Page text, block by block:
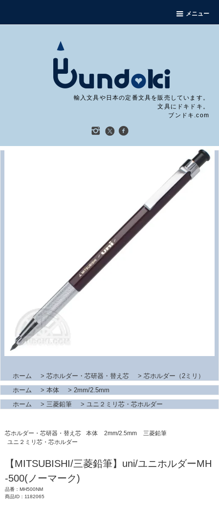
メニュー
輸入文具や日本の定番文具を販売しています。
文具にドキドキ。
ブンドキ.com
ホーム > 芯ホルダー・芯研器・替え芯 > 芯ホルダー（2ミリ）
ホーム
> 本体 > 2mm/2.5mm
ホーム
> 三菱鉛筆 > ユニ２ミリ芯・芯ホルダー
芯ホルダー・芯研器・替え芯 本体 2mm/2.5mm
三菱鉛筆
ユニ２ミリ芯・芯ホルダー
【MITSUBISHI/三菱鉛筆】uni/ユニホルダーMH
-500(ノーマーク)
品番：MH500NM
商品ID：1182065